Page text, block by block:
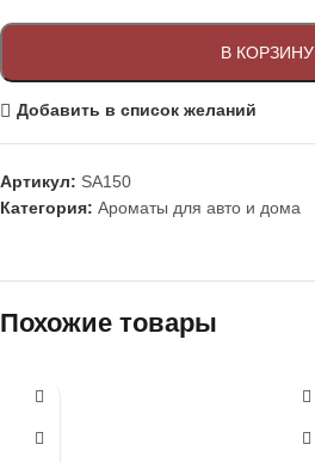
В КОРЗИНУ
Добавить в список желаний
Артикул: SA150
Категория: Ароматы для авто и дома
Похожие товары